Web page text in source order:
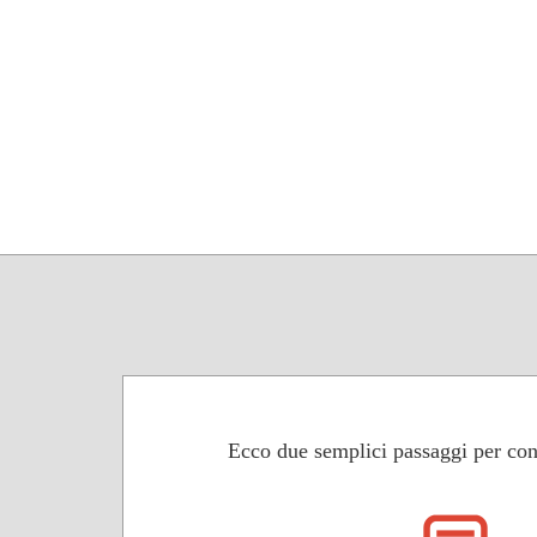
Ecco due semplici passaggi per